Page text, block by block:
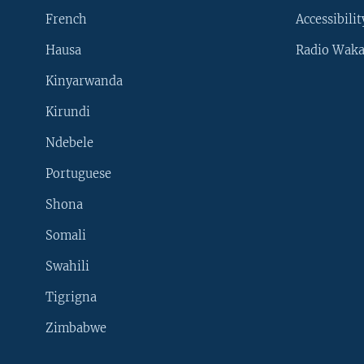
SUIVEZ-NOUS
Langues
French
Hausa
Kinyarwanda
Kirundi
Ndebele
Portuguese
Shona
Somali
Swahili
Tigrigna
Zimbabwe
Radio